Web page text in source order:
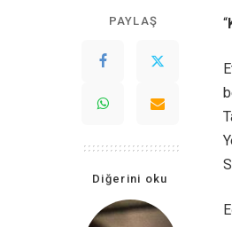
PAYLAŞ
Diğerini oku
“